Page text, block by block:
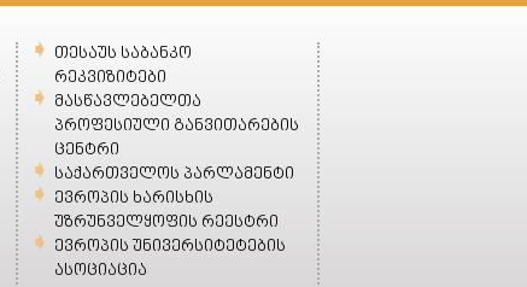
თესაუს საბანკო
რეკვიზიტები
მასწავლებელთა
პროფესიული განვითარების
ცენტრი
საქართველოს პარლამენტი
ევროპის ხარისხის
უზრუნველყოფის რეესტრი
ევროპის უნივერსიტეტების
ასოციაცია